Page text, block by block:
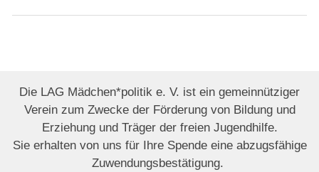
Die LAG Mädchen*politik e. V. ist ein gemeinnütziger
Verein zum Zwecke der Förderung von Bildung und
Erziehung und Träger der freien Jugendhilfe.
Sie erhalten von uns für Ihre Spende eine abzugsfähige
Zuwendungsbestätigung.